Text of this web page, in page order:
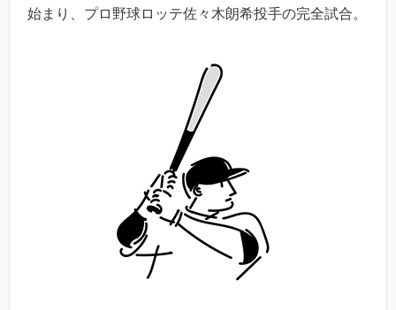
始まり、プロ野球ロッテ佐々木朗希投手の完全試合。